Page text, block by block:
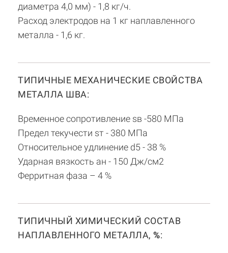
диаметра 4,0 мм) - 1,8 кг/ч.
Расход электродов на 1 кг наплавленного
металла - 1,6 кг.
ТИПИЧНЫЕ МЕХАНИЧЕСКИЕ СВОЙСТВА
МЕТАЛЛА ШВА:
Временное сопротивление sв -580 МПа
Предел текучести sт - 380 МПа
Относительное удлинение d5 - 38 %
Ударная вязкость aн - 150 Дж/см2
Ферритная фаза – 4 %
ТИПИЧНЫЙ ХИМИЧЕСКИЙ СОСТАВ
НАПЛАВЛЕННОГО МЕТАЛЛА,%: